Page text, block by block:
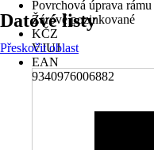
Povrchová úprava rámu
Žárově pozinkované
KČZ
VJUJ
EAN
9340976006882
Datové listy
Přeskočit oblast